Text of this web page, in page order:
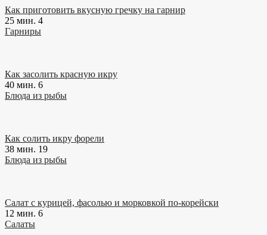
Как приготовить вкусную гречку на гарнир
25 мин. 4
Гарниры
Как засолить красную икру
40 мин. 6
Блюда из рыбы
Как солить икру форели
38 мин. 19
Блюда из рыбы
Салат с курицей, фасолью и морковкой по-корейски
12 мин. 6
Салаты